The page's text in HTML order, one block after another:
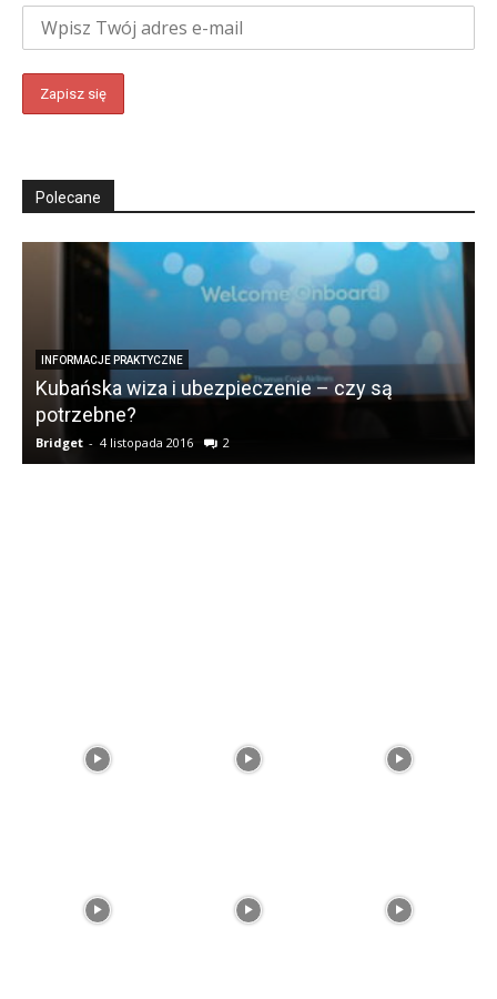
Polecane
INFORMACJE PRAKTYCZNE
Kubańska wiza i ubezpieczenie – czy są
potrzebne?
Bridget - 4 listopada 2016 2